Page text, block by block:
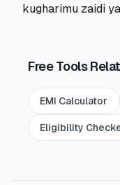
kugharimu zaidi
Free Tools
EMI Calculator
Eligibility